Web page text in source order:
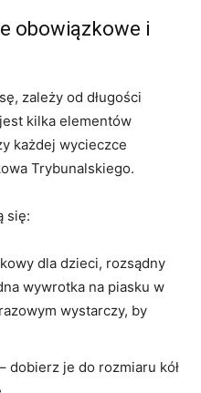
obowiązkowe i
zależy od długości
kilka elementów
każdej wycieczce
Trybunalskiego.
się:
dla dzieci, rozsądny
wywrotka na piasku w
wystarczy, by
– dobierz je do rozmiaru kół